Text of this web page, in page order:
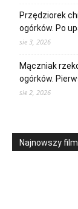
Przędziorek
ogórków. Po
sie 3, 2026
Mączniak
ogórków.
sie 2, 2026
Najnowszy film